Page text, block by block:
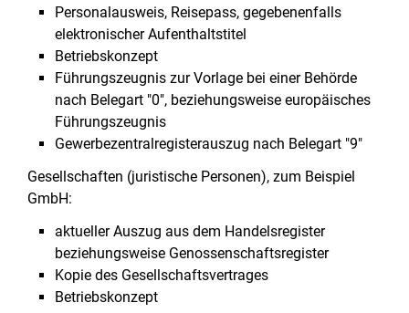
Personalausweis, Reisepass, gegebenenfalls
elektronischer Aufenthaltstitel
Betriebskonzept
Führungszeugnis zur Vorlage bei einer Behörde
nach Belegart "0", beziehungsweise europäisches
Führungszeugnis
Gewerbezentralregisterauszug nach Belegart "9"
Gesellschaften (juristische Personen), zum Beispiel
GmbH:
aktueller Auszug aus dem Handelsregister
beziehungsweise Genossenschaftsregister
Kopie des Gesellschaftsvertrages
Betriebskonzept